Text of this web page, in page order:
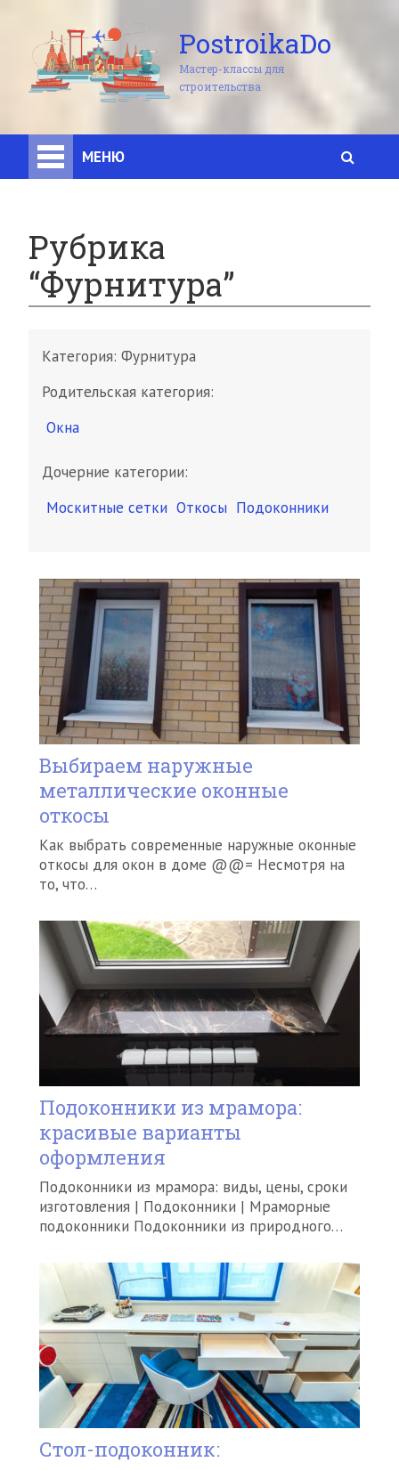
PostroikaDo
Мастер-классы для
строительства
МЕНЮ
Рубрика
“Фурнитура”
Категория: Фурнитура
Родительская категория:
Окна
Дочерние категории:
Москитные сетки Откосы Подоконники
Выбираем наружные
металлические оконные
откосы
Как выбрать современные наружные оконные
откосы для окон в доме @@= Несмотря на
то, что…
Подоконники из мрамора:
красивые варианты
оформления
Подоконники из мрамора: виды, цены, сроки
изготовления | Подоконники | Мраморные
подоконники Подоконники из природного…
Стол-подоконник: